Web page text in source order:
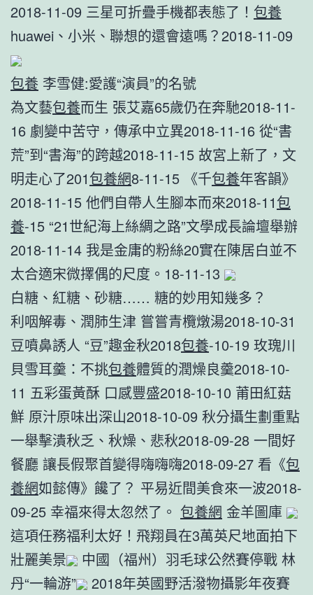
2018-11-09 三星可折疊手機都表態了！ 包養
huawei、小米、聯想的還會遠嗎？2018-11-09
包養 李雪健:愛護“演員”的名號
為文藝包養而生 張艾嘉65歲仍在奔馳2018-11-
16 劇變中苦守，傳承中立異2018-11-16 從“書
荒”到“書海”的跨越2018-11-15 故宮上新了，文
明走心了201包養網8-11-15 《千包養年客韻》
2018-11-15 他們自帶人生腳本而來2018-11包
養-15 “21世紀海上絲綢之路”文學成長論壇舉辦
2018-11-14 我是金庸的粉絲20實在陳居白並不
太合適宋微擇偶的尺度。18-11-13
白糖、紅糖、砂糖…… 糖的妙用知幾多？
利咽解毒、潤肺生津 嘗嘗青欖燉湯2018-10-31
豆噴鼻誘人 “豆”趣金秋2018包養-10-19 玫瑰川
貝雪耳羹：不挑包養體質的潤燥良羹2018-10-
11 五彩蛋黃酥 口感豐盛2018-10-10 莆田紅菇
鮮 原汁原味出深山2018-10-09 秋分攝生劃重點
一舉擊潰秋乏、秋燥、悲秋2018-09-28 一間好
餐廳 讓長假聚首變得嗨嗨嗨2018-09-27 看《包
養網如懿傳》饞了？ 平易近間美食來一波2018-
09-25 幸福來得太忽然了。 包養網 金羊圖庫
這項任務福利太好！飛翔員在3萬英尺地面拍下
壯麗美景
中國（福州）羽毛球公然賽停戰 林
丹“一輪游”
2018年英國野活潑物攝影年夜賽